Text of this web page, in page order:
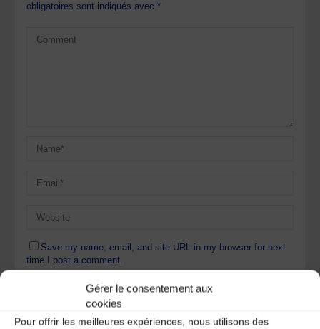
Gérer le consentement aux
cookies
Pour offrir les meilleures expériences, nous utilisons des
obligatoires sont indiqués avec*
Save my name, email, and site URL in my browser for next
time I post a comment.